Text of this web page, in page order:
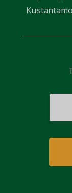
Kustantamo